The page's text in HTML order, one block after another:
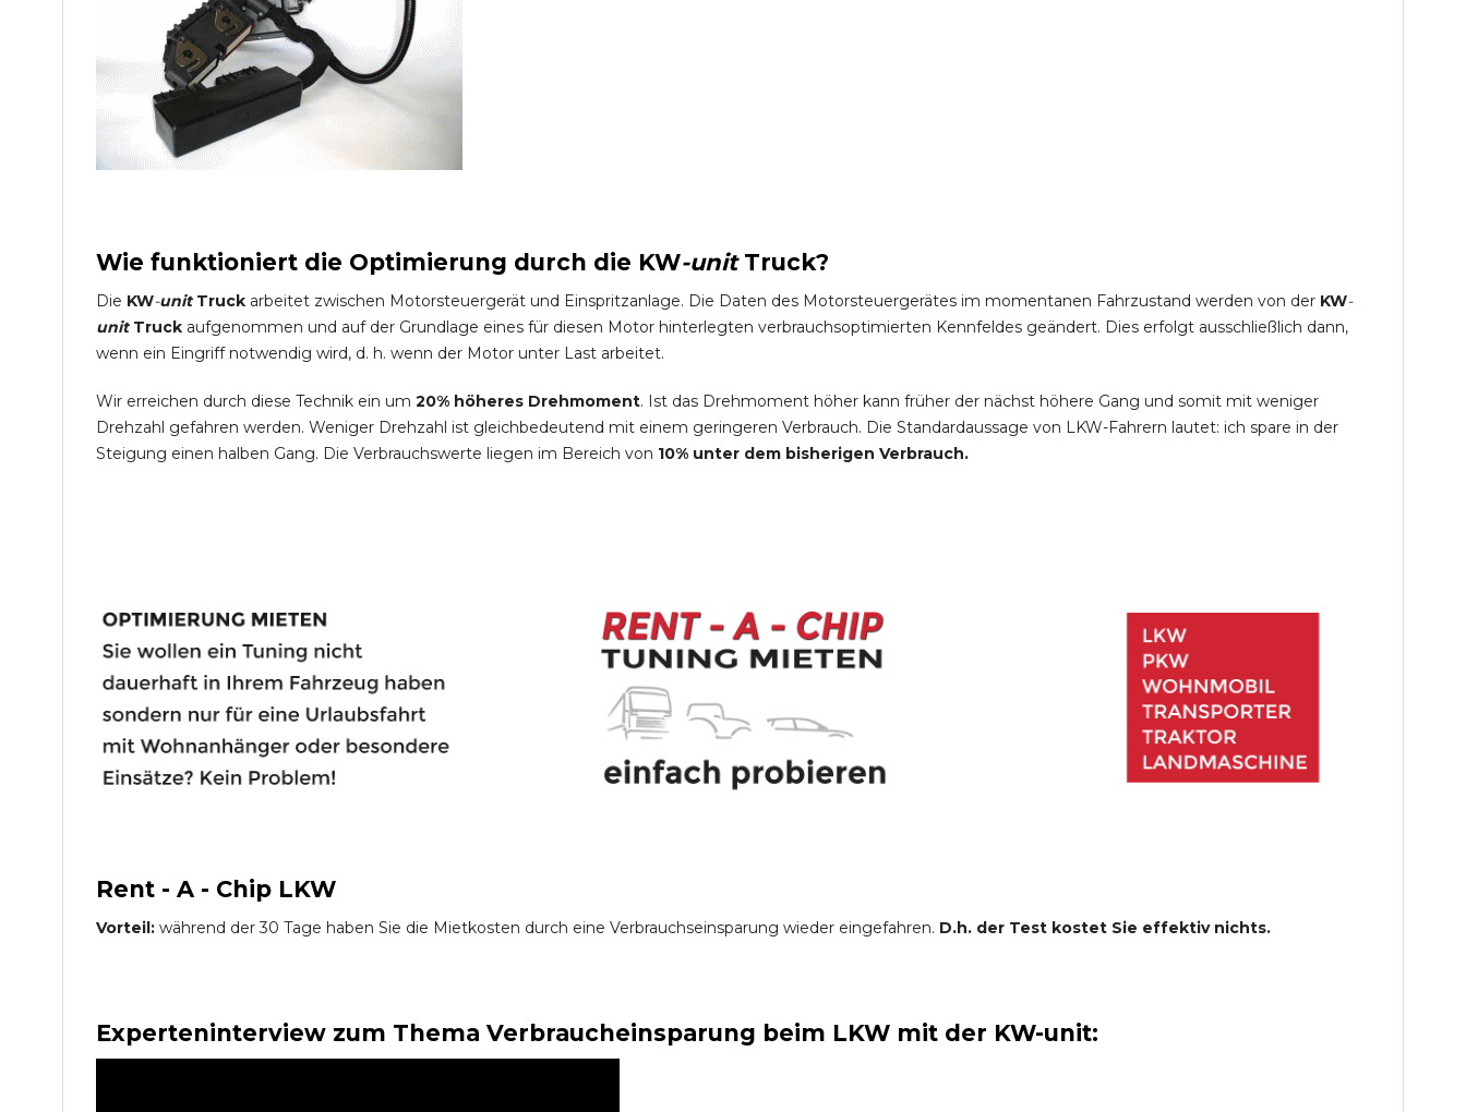
Wie funktioniert die Optimierung durch die KW-unit Truck?
Die KW-unit Truck arbeitet zwischen Motorsteuergerät und Einspritzanlage. Die Daten des Motorsteuergerätes im momentanen Fahrzustand werden von der KW-
unit Truck aufgenommen und auf der Grundlage eines für diesen Motor hinterlegten verbrauchsoptimierten Kennfeldes geändert. Dies erfolgt ausschließlich dann,
wenn ein Eingriff notwendig wird, d. h. wenn der Motor unter Last arbeitet.
Wir erreichen durch diese Technik ein um 20% höheres Drehmoment. Ist das Drehmoment höher kann früher der nächst höhere Gang und somit mit weniger
Drehzahl gefahren werden. Weniger Drehzahl ist gleichbedeutend mit einem geringeren Verbrauch. Die Standardaussage von LKW-Fahrern lautet: ich spare in der
Steigung einen halben Gang. Die Verbrauchswerte liegen im Bereich von 10% unter dem bisherigen Verbrauch.
Rent - A - Chip LKW
Vorteil: während der 30 Tage haben Sie die Mietkosten durch eine Verbrauchseinsparung wieder eingefahren. D.h. der Test kostet Sie effektiv nichts.
Experteninterview zum Thema Verbraucheinsparung beim LKW mit der KW-unit: